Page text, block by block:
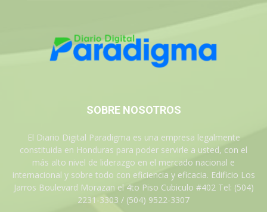
SOBRE NOSOTROS
El Diario Digital Paradigma es una empresa legalmente
constituida en Honduras para poder servirle a usted, con el
más alto nivel de liderazgo en el mercado nacional e
internacional y sobre todo con eficiencia y eficacia. Edificio Los
Jarros Boulevard Morazan el 4to Piso Cubiculo #402 Tel: (504)
2231-3303 / (504) 9522-3307